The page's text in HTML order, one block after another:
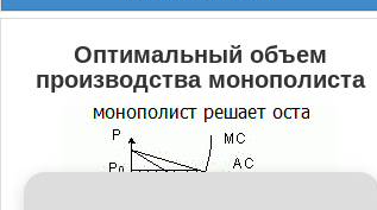
Оптимальный объем
производства монополиста